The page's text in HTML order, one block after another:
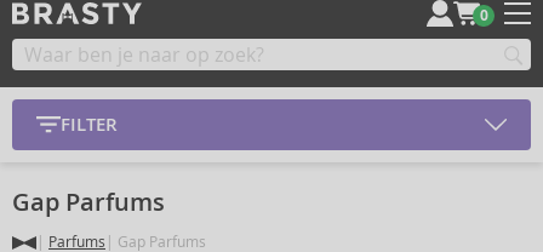
0
FILTER
Gap Parfums
Parfums Gap Parfums